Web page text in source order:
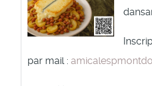
par mail :